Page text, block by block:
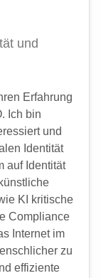
und
Erfahrung
Ich bin
und
Identität
auf Identität
KI kritische
Compliance
Internet im
zu
effiziente